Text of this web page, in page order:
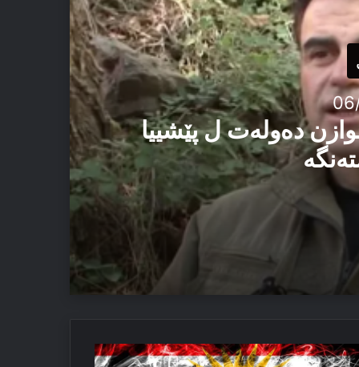
دەولەت ل پێشییا
ئاستەنگە
ئەڤ تاوان دوبارە نەبن